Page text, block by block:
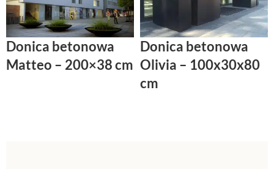
Donica betonowa
Matteo – 200×38 cm
Donica betonowa
Olivia – 100x30x80
cm